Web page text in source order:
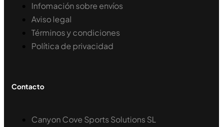
Infomación sobre envíos
Aviso legal
Términos y condiciones
Política de privacidad
Contacto
Canyon Cove Sports Solutions SL